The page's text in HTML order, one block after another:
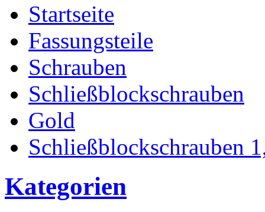
Startseite
Fassungsteile
Schrauben
Schließblockschrauben
Gold
Schließblockschrauben
Kategorien